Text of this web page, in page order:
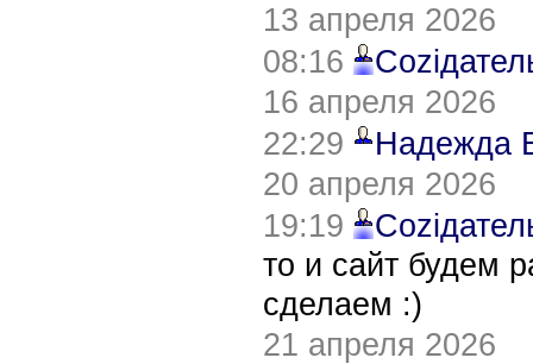
13 апреля 2026
08:16
16 апреля 2026
22:29
Надежда
20 апреля 2026
19:19
то и сайт будем
сделаем :)
21 апреля 2026